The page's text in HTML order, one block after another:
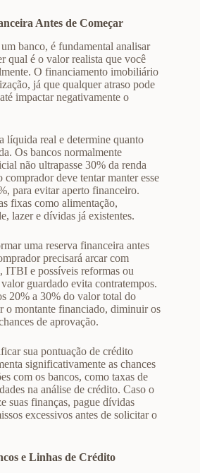
Antes de Começar
banco, é fundamental analisar
qual é o valor realista que você
O financiamento imobiliário
já que qualquer atraso pode
impactar negativamente o
líquida real e determine quanto
Os bancos normalmente
não ultrapasse 30% da renda
deve tentar manter esse
para evitar aperto financeiro.
fixas como alimentação,
lazer e dívidas já existentes.
uma reserva financeira antes
precisará arcar com
ITBI e possíveis reformas ou
guardado evita contratempos.
20% a 30% do valor total do
o montante financiado, diminuir os
de aprovação.
sua pontuação de crédito
significativamente as chances
com os bancos, como taxas de
na análise de crédito. Caso o
suas finanças, pague dívidas
excessivos antes de solicitar o
e Linhas de Crédito